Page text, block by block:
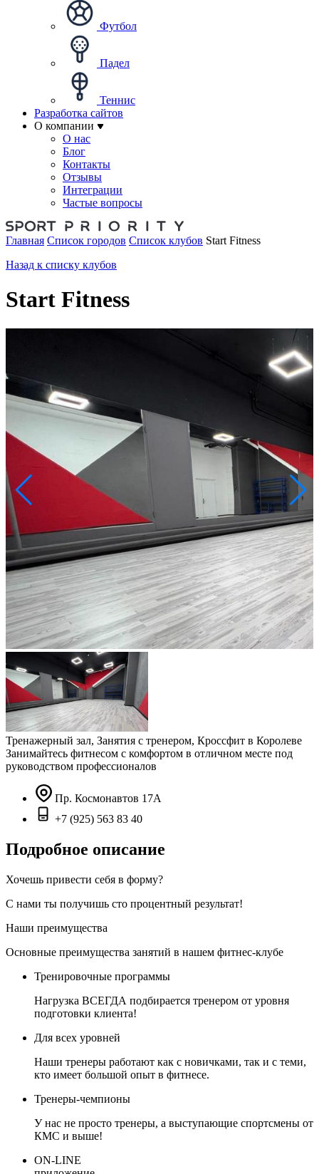
Футбол
Падел
Теннис
Разработка сайтов
О компании
О нас
Блог
Контакты
Отзывы
Интеграции
Частые вопросы
Главная Список городов Список клубов Start Fitness
Назад к списку клубов
Start Fitness
Тренажерный зал, Занятия с тренером, Кроссфит в Королеве
Занимайтесь фитнесом с комфортом в отличном месте под
руководством профессионалов
Пр. Космонавтов 17А
+7 (925) 563 83 40
Подробное описание
Хочешь привести себя в форму?
С нами ты получишь сто процентный результат!
Наши преимущества
Основные преимущества занятий в нашем фитнес-клубе
Тренировочные программы
Нагрузка ВСЕГДА подбирается тренером от уровня
подготовки клиента!
Для всех уровней
Наши тренеры работают как с новичками, так и с теми,
кто имеет большой опыт в фитнесе.
Тренеры-чемпионы
У нас не просто тренеры, а выступающие спортсмены от
КМС и выше!
ON-LINE